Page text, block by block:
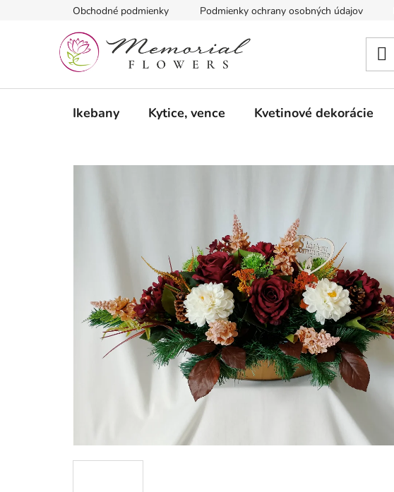
Obchodné podmienky Podmienky ochrany osobných údajov
Ikebany Kytice, vence Kvetinové dekorácie